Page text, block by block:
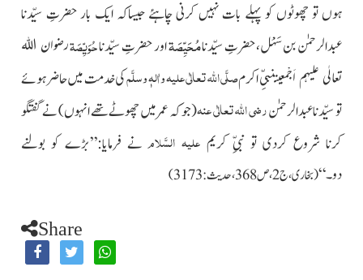
ہوں تو چھوٹوں کو پہلے بات نہیں کرنی چاہئے جیساکہ ایک بار حضرتِ سیّدنا
عبدالرحمٰن بن سَہْل، حضرتِ سیّدنامُحَیِّصَۃاور حضرتِ سیّدناحُوَيِّصَةرضوان اللہ
تعالٰی علیہم اَجْمعیننبیِّ اکرمصلَّی اللہ تعالٰی علیہ واٰلہٖ وسلَّمکی خدمت میں حاضر ہوئے
تو سیّدنا عبدالرحمٰنرضی اللہ تعالٰی عنہ(جو کہ عمر میں چھوٹے تھے انہوں) نے گفتگو
کرنا شروع کردی تو نبیِّ کریم علیہ السَّلامنے فرمایا:”بڑے کو بولنے
دو۔“(بخاری،ج2،ص368،حدیث:3173)
Share